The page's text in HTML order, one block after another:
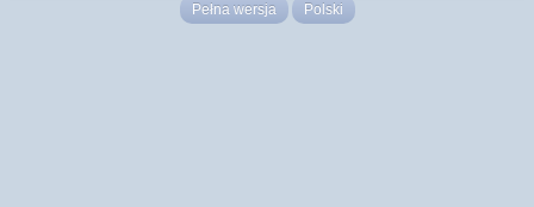
Pełna wersja Polski